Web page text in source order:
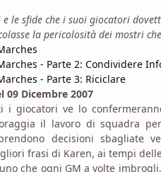
e le sfide che i suoi giocatori
la pericolosità dei mostri
- Parte 2: Condividere
- Parte 3: Riciclare
09 Dicembre 2007
giocatori ve lo
il lavoro di squadra
decisioni sbagliate
frasi di Karen, ai tempi
che ogni GM a volte